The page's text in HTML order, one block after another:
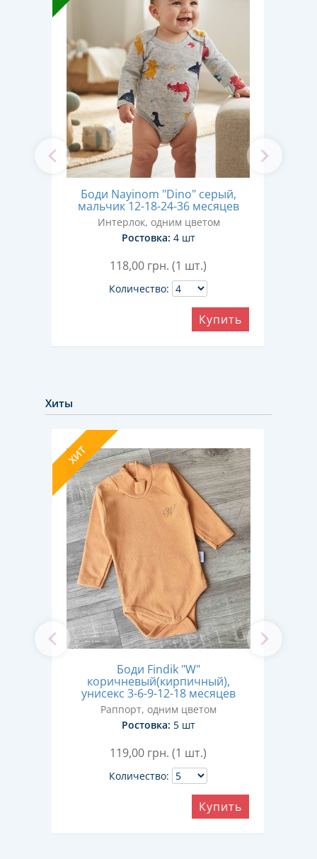
Боди Nayinom "Dino" серый,
мальчик 12-18-24-36 месяцев
Интерлок, одним цветом
Ростовка: 4 шт
118,00 грн. (1 шт.)
Количество:
Купить
Хиты
ХИТ
Боди Findik "W"
коричневый(кирпичный),
унисекс 3-6-9-12-18 месяцев
Раппорт, одним цветом
Ростовка: 5 шт
119,00 грн. (1 шт.)
Количество:
Купить